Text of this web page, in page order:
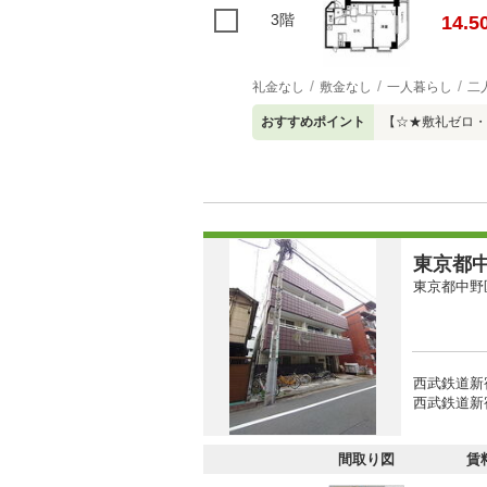
3階
礼金なし 敷金なし 一人暮らし 二
おすすめポイント 【☆★敷礼ゼロ
東京都
東京都中
西武鉄道
西武鉄道
間取り図 賃